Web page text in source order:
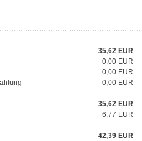
35,62 EUR
0,00 EUR
0,00 EUR
0,00 EUR
35,62 EUR
6,77 EUR
42,39 EUR